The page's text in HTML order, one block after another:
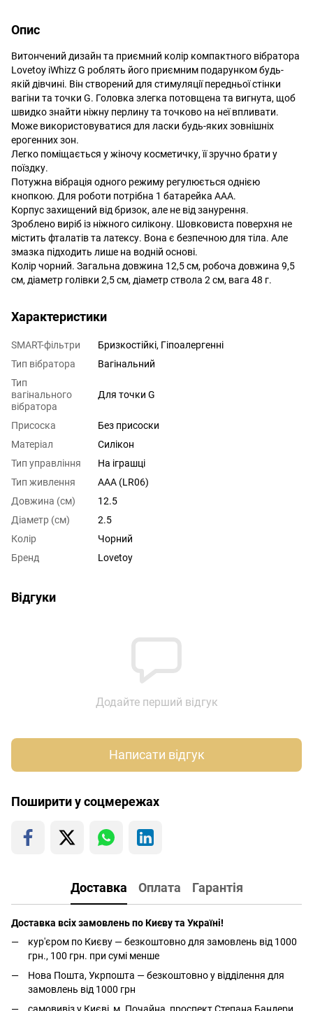
Опис
Витончений дизайн та приємний колір компактного вібратора
Lovetoy iWhizz G роблять його приємним подарунком будь-
якій дівчині. Він створений для стимуляції передньої стінки
вагіни та точки G. Головка злегка потовщена та вигнута, щоб
швидко знайти ніжну перлину та точково на неї впливати.
Може використовуватися для ласки будь-яких зовнішніх
ерогенних зон.
Легко поміщається у жіночу косметичку, її зручно брати у
поїздку.
Потужна вібрація одного режиму регулюється однією
кнопкою. Для роботи потрібна 1 батарейка ААА.
Корпус захищений від бризок, але не від занурення.
Зроблено виріб із ніжного силікону. Шовковиста поверхня не
містить фталатів та латексу. Вона є безпечною для тіла. Але
змазка підходить лише на водній основі.
Колір чорний. Загальна довжина 12,5 см, робоча довжина 9,5
см, діаметр голівки 2,5 см, діаметр ствола 2 см, вага 48 г.
Характеристики
SMART-фільтри
Бризкостійкі, Гіпоалергенні
Тип вібратора
Вагінальний
Тип
вагінального
вібратора
Для точки G
Присоска
Без присоски
Матеріал
Силікон
Тип управління
На іграшці
Тип живлення
AAA (LR06)
Довжина (см)
12.5
Діаметр (см)
2.5
Колір
Чорний
Бренд
Lovetoy
Відгуки
Додайте перший відгук
Написати відгук
Поширити у соцмережах
Доставка Оплата Гарантія
Доставка всіх замовлень по Києву та Україні!
кур'єром по Києву — безкоштовно для замовлень від 1000
грн., 100 грн. при сумі менше
Нова Пошта, Укрпошта — безкоштовно у відділення для
замовлень від 1000 грн